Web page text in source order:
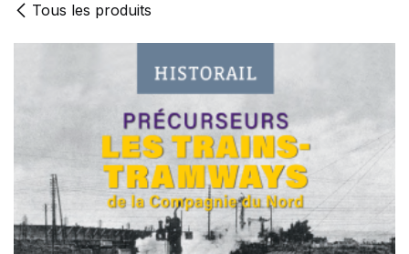
Tous les produits